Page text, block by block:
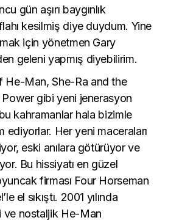
gün aşırı baygınlık
kesilmiş diye duydum. Yine
için yönetmen Gary
geleni yapmış diyebilirim.
He-Man, She-Ra and the
gibi yeni jenerasyon
kahramanlar hala bizimle
ediyorlar. Her yeni maceraları
eski anılara götürüyor ve
Bu hissiyatı en güzel
firması Four Horseman
el sıkıştı. 2001 yılında
ve nostaljik He-Man